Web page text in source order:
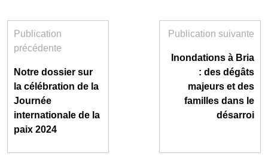
Publication
précédente
Notre dossier sur
la célébration de la
Journée
internationale de la
paix 2024
Publication suivante
Inondations à Bria
: des dégâts
majeurs et des
familles dans le
désarroi